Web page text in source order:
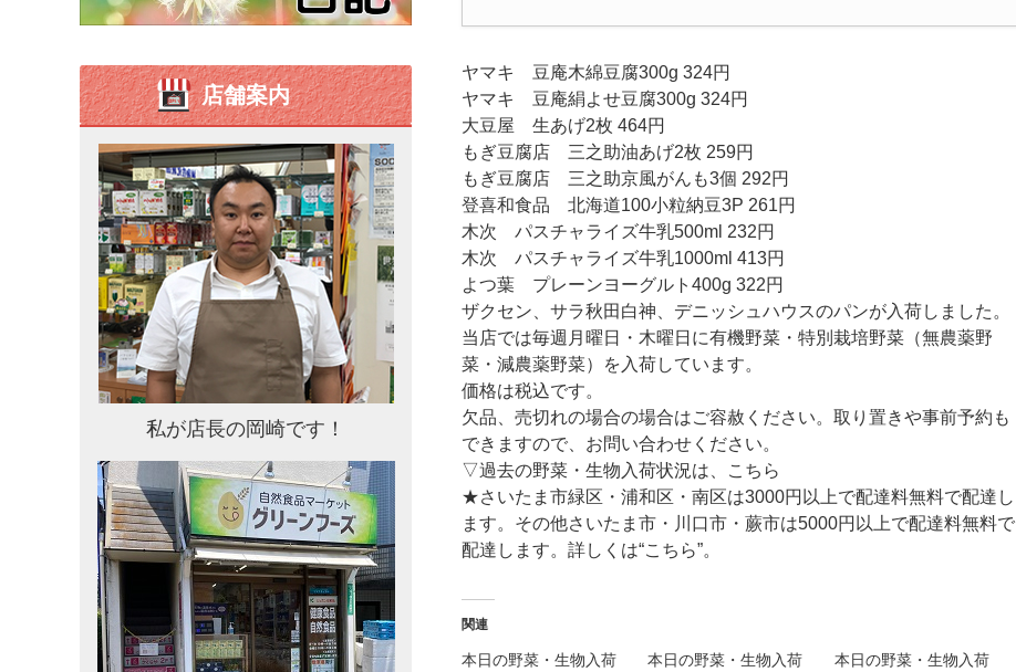
ヤマキ 豆庵木綿豆腐300g 324円
ヤマキ 豆庵絹よせ豆腐300g 324円
大豆屋 生あげ2枚 464円
もぎ豆腐店 三之助油あげ2枚 259円
もぎ豆腐店 三之助京風がんも3個 292円
登喜和食品 北海道100小粒納豆3P 261円
木次 パスチャライズ牛乳500ml 232円
木次 パスチャライズ牛乳1000ml 413円
よつ葉 プレーンヨーグルト400g 322円
ザクセン、サラ秋田白神、デニッシュハウスのパンが入荷しました。
当店では毎週月曜日・木曜日に有機野菜・特別栽培野菜（無農薬野
菜・減農薬野菜）を入荷しています。
価格は税込です。
欠品、売切れの場合の場合はご容赦ください。取り置きや事前予約も
できますので、お問い合わせください。
▽過去の野菜・生物入荷状況は、こちら
★さいたま市緑区・浦和区・南区は3000円以上で配達料無料で配達し
ます。その他さいたま市・川口市・蕨市は5000円以上で配達料無料で
配達します。詳しくは“こちら”。
関連
本日の野菜・生物入荷
本日の野菜・生物入荷
本日の野菜・生物入荷
店舗案内
私が店長の岡崎です！